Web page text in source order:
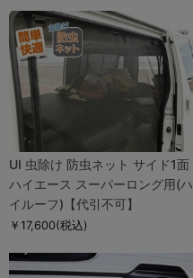
UI 虫除け 防虫ネット サイド1面
ハイエース スーパーロング用(ハ
イルーフ)【代引不可】
￥17,600(税込)